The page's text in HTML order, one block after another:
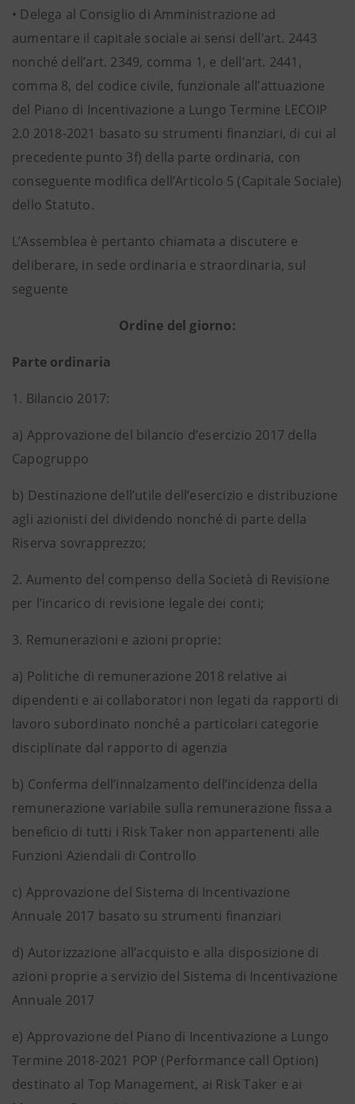
• Delega al Consiglio di Amministrazione ad
aumentare il capitale sociale ai sensi dell’art. 2443
nonché dell’art. 2349, comma 1, e dell’art. 2441,
comma 8, del codice civile, funzionale all’attuazione
del Piano di Incentivazione a Lungo Termine LECOIP
2.0 2018-2021 basato su strumenti finanziari, di cui al
precedente punto 3f) della parte ordinaria, con
conseguente modifica dell’Articolo 5 (Capitale Sociale)
dello Statuto.
L’Assemblea è pertanto chiamata a discutere e
deliberare, in sede ordinaria e straordinaria, sul
seguente
Ordine del giorno:
Parte ordinaria
1. Bilancio 2017:
a) Approvazione del bilancio d’esercizio 2017 della
Capogruppo
b) Destinazione dell’utile dell’esercizio e distribuzione
agli azionisti del dividendo nonché di parte della
Riserva sovrapprezzo;
2. Aumento del compenso della Società di Revisione
per l’incarico di revisione legale dei conti;
3. Remunerazioni e azioni proprie:
a) Politiche di remunerazione 2018 relative ai
dipendenti e ai collaboratori non legati da rapporti di
lavoro subordinato nonché a particolari categorie
disciplinate dal rapporto di agenzia
b) Conferma dell’innalzamento dell’incidenza della
remunerazione variabile sulla remunerazione fissa a
beneficio di tutti i Risk Taker non appartenenti alle
Funzioni Aziendali di Controllo
c) Approvazione del Sistema di Incentivazione
Annuale 2017 basato su strumenti finanziari
d) Autorizzazione all’acquisto e alla disposizione di
azioni proprie a servizio del Sistema di Incentivazione
Annuale 2017
e) Approvazione del Piano di Incentivazione a Lungo
Termine 2018-2021 POP (Performance call Option)
destinato al Top Management, ai Risk Taker e ai